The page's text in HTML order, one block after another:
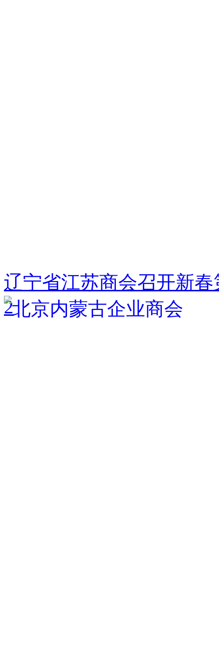
辽宁省江苏商会召开新
2